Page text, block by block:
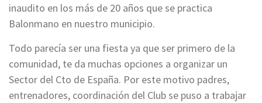
inaudito en los más de 20 años que se practica
Balonmano en nuestro municipio.
Todo parecía ser una fiesta ya que ser primero de la
comunidad, te da muchas opciones a organizar un
Sector del Cto de España. Por este motivo padres,
entrenadores, coordinación del Club se puso a trabajar